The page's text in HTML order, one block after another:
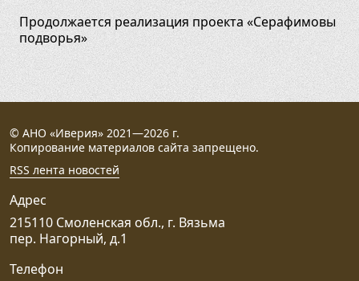
Продолжается реализация проекта «Серафимовы
подворья»
© АНО «Иверия» 2021—2026 г.
Копирование материалов сайта запрещено.
RSS лента новостей
Адрес
215110 Смоленская обл., г. Вязьма
пер. Нагорный, д.1
Телефон